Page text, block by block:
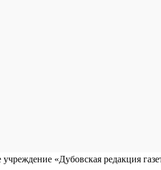
«Дубовская редакция